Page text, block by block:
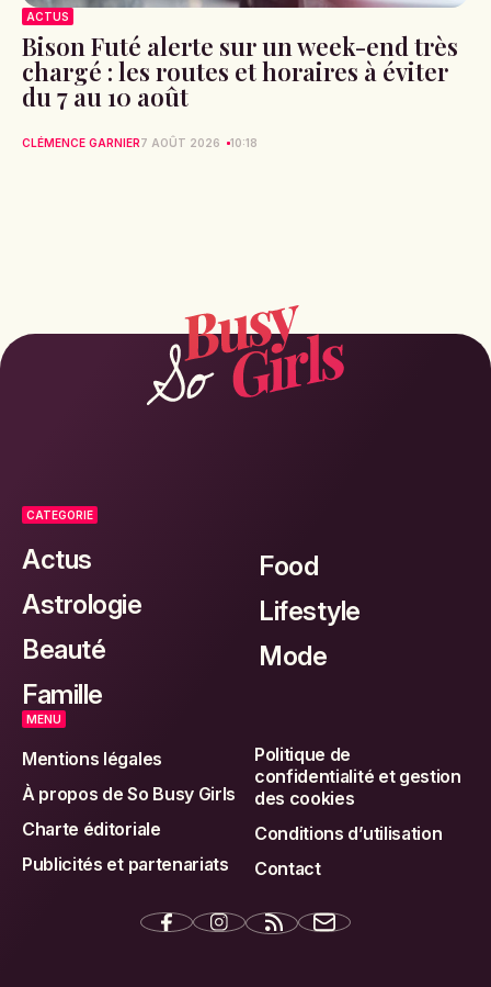
ACTUS
Bison Futé alerte sur un week-end très
chargé : les routes et horaires à éviter
du 7 au 10 août
CLÉMENCE GARNIER7 AOÛT 2026 10:18
CATEGORIE
Actus
Astrologie
Beauté
Famille
Food
Lifestyle
Mode
MENU
Mentions légales
À propos de So Busy Girls
Charte éditoriale
Publicités et partenariats
Politique de
confidentialité et gestion
des cookies
Conditions d’utilisation
Contact